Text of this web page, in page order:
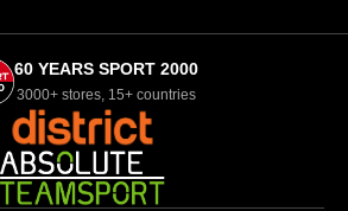
60 YEARS SPORT 2000
3000+ stores, 15+ countries